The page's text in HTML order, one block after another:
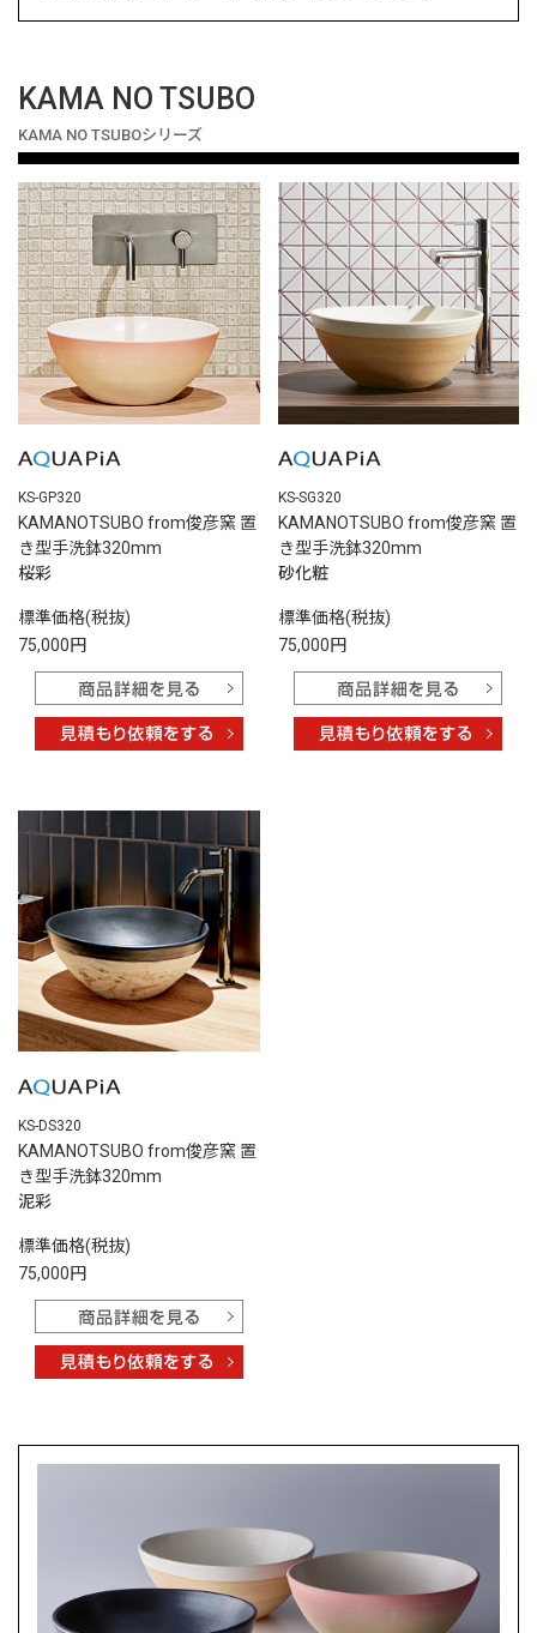
KAMA NO TSUBO
KAMA NO TSUBOシリーズ
KS-GP320
KAMANOTSUBO from俊彦窯 置
き型手洗鉢320mm
桜彩
標準価格(税抜)
75,000円
KS-SG320
KAMANOTSUBO from俊彦窯 置
き型手洗鉢320mm
砂化粧
標準価格(税抜)
75,000円
KS-DS320
KAMANOTSUBO from俊彦窯 置
き型手洗鉢320mm
泥彩
標準価格(税抜)
75,000円